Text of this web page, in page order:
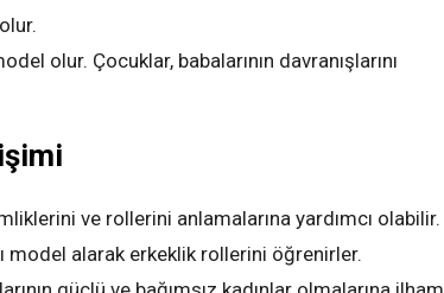
olur. Çocuklar, babalarının davranışlarını
ve rollerini anlamalarına yardımcı olabilir.
model alarak erkeklik rollerini öğrenirler.